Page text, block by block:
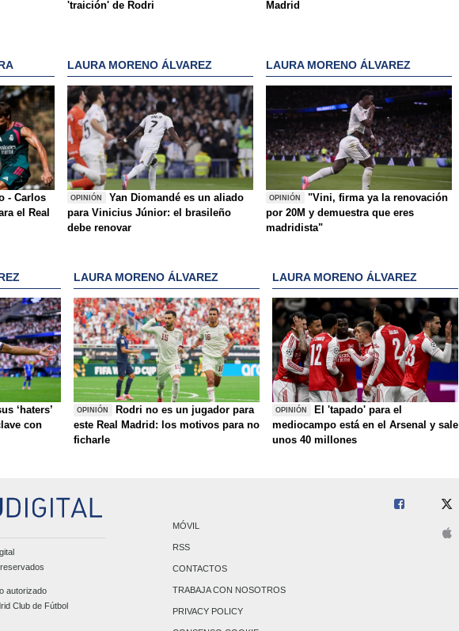
'traición' de Rodri
Madrid
- Carlos
el Real
LAURA MORENO ÁLVAREZ
OPINIÓN
Yan Diomandé es un aliado
para Vinicius Júnior: el brasileño
debe renovar
LAURA MORENO ÁLVAREZ
OPINIÓN
"Vini, firma ya la renovación
por 20M y demuestra que eres
madridista"
‘haters’
con
LAURA MORENO ÁLVAREZ
OPINIÓN
Rodri no es un jugador para
este Real Madrid: los motivos para no
ficharle
LAURA MORENO ÁLVAREZ
OPINIÓN
El 'tapado' para el
mediocampo está en el Arsenal y sale
unos 40 millones
autorizado
Club de Fútbol
MÓVIL
RSS
CONTACTOS
TRABAJA CON NOSOTROS
PRIVACY POLICY